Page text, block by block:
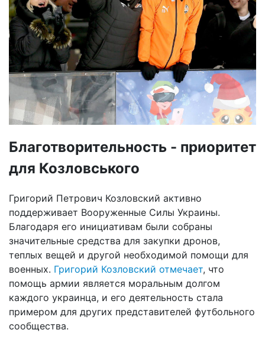
Благотворительность - приоритет
для Козловського
Григорий Петрович Козловский активно
поддерживает Вооруженные Силы Украины.
Благодаря его инициативам были собраны
значительные средства для закупки дронов,
теплых вещей и другой необходимой помощи для
военных. Григорий Козловский отмечает, что
помощь армии является моральным долгом
каждого украинца, и его деятельность стала
примером для других представителей футбольного
сообщества.